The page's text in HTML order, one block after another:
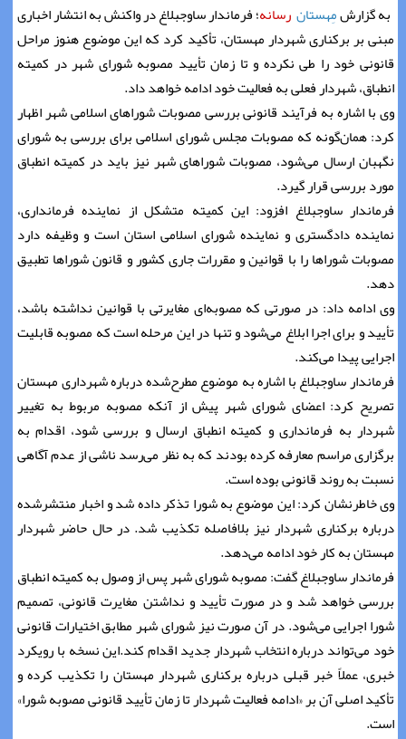
️به گزارشمِهستان رسانه؛ فرماندار ساوجبلاغ در واکنش به انتشار اخباری
مبنی بر برکناری شهردار مهستان، تأکید کرد که این موضوع هنوز مراحل
قانونی خود را طی نکرده و تا زمان تأیید مصوبه شورای شهر در کمیته
انطباق، شهردار فعلی به فعالیت خود ادامه خواهد داد.
وی با اشاره به فرآیند قانونی بررسی مصوبات شوراهای اسلامی شهر اظهار
کرد: همان‌گونه که مصوبات مجلس شورای اسلامی برای بررسی به شورای
نگهبان ارسال می‌شود، مصوبات شوراهای شهر نیز باید در کمیته انطباق
مورد بررسی قرار گیرد.
فرماندار ساوجبلاغ افزود: این کمیته متشکل از نماینده فرمانداری،
نماینده دادگستری و نماینده شورای اسلامی استان است و وظیفه دارد
مصوبات شوراها را با قوانین و مقررات جاری کشور و قانون شوراها تطبیق
دهد.
وی ادامه داد: در صورتی که مصوبه‌ای مغایرتی با قوانین نداشته باشد،
تأیید و برای اجرا ابلاغ می‌شود و تنها در این مرحله است که مصوبه قابلیت
اجرایی پیدا می‌کند.
فرماندار ساوجبلاغ با اشاره به موضوع مطرح‌شده درباره شهرداری مهستان
تصریح کرد: اعضای شورای شهر پیش از آنکه مصوبه مربوط به تغییر
شهردار به فرمانداری و کمیته انطباق ارسال و بررسی شود، اقدام به
برگزاری مراسم معارفه کرده بودند که به نظر می‌رسد ناشی از عدم آگاهی
نسبت به روند قانونی بوده است.
وی خاطرنشان کرد: این موضوع به شورا تذکر داده شد و اخبار منتشرشده
درباره برکناری شهردار نیز بلافاصله تکذیب شد. در حال حاضر شهردار
مهستان به کار خود ادامه می‌دهد.
فرماندار ساوجبلاغ گفت: مصوبه شورای شهر پس از وصول به کمیته انطباق
بررسی خواهد شد و در صورت تأیید و نداشتن مغایرت قانونی، تصمیم
شورا اجرایی می‌شود. در آن صورت نیز شورای شهر مطابق اختیارات قانونی
خود می‌تواند درباره انتخاب شهردار جدید اقدام کند.این نسخه با رویکرد
خبری، عملاً خبر قبلی درباره برکناری شهردار مهستان را تکذیب کرده و
تأکید اصلی آن بر «ادامه فعالیت شهردار تا زمان تأیید قانونی مصوبه شورا»
است.